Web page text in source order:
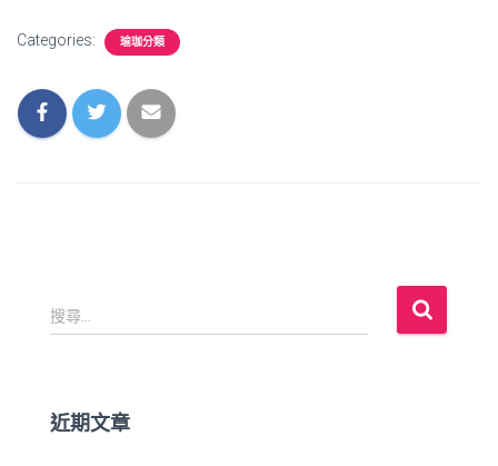
Categories: 瑜珈分類
搜
尋
:
搜尋...
近期文章